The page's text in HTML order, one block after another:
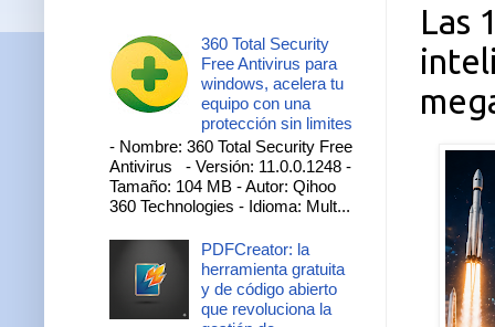
Las
360 Total Security
Free Antivirus para
windows, acelera tu
equipo con una
protección sin limites
- Nombre: 360 Total Security Free
Antivirus - Versión: 11.0.0.1248 -
Tamaño: 104 MB - Autor: Qihoo
360 Technologies - Idioma: Mult...
PDFCreator: la
herramienta gratuita
y de código abierto
que revoluciona la